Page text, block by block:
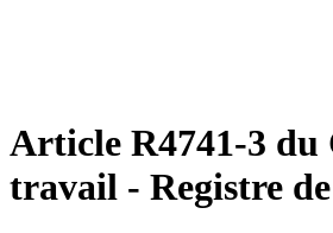
Article R4741-3 du
travail - Registre